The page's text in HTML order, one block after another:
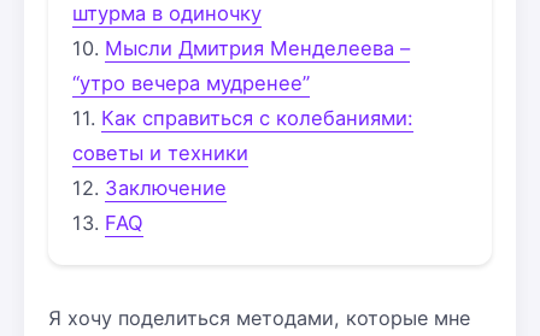
штурма в одиночку
Мысли Дмитрия Менделеева –
“утро вечера мудренее”
Как справиться с колебаниями:
советы и техники
Заключение
FAQ
Я хочу поделиться методами, которые мне